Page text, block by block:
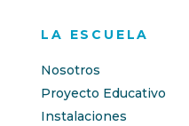
LA ESCUELA
Nosotros
Proyecto Educativo
Instalaciones